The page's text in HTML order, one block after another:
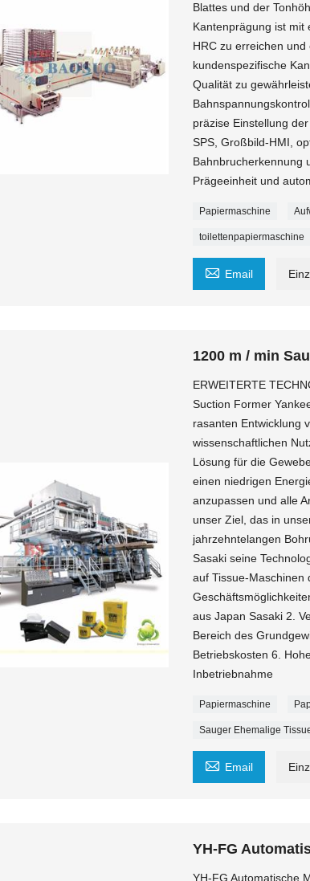
Blattes und der
Kantenprägung ist mit
HRC zu erreichen
kundenspezifische
Qualität zu
präzise Einstellung
SPS, Großbild-HMI,
Bahnbrucherkennung
Prägeeinheit und
Papiermaschine
toilettenpapiermaschine
 Email
1200 m / min
ERWEITERTE
Suction Former
rasanten Entwicklung
wissenschaftlichen
Lösung für die
einen niedrigen
anzupassen und alle
unser Ziel, das in
jahrzehntelangen
Sasaki seine
auf Tissue-Maschinen
aus Japan Sasaki 2.
Bereich des
Betriebskosten 6.
Inbetriebnahme
Papiermaschine
Sauger Ehemalige
 Email
YH-FG
YH-FG Automatische